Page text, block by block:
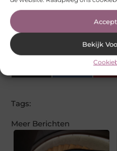
Bekijk
Is containerverhuur
Goed artikel? Deel hem
(Twitter)
Tags:
Meer Berichten